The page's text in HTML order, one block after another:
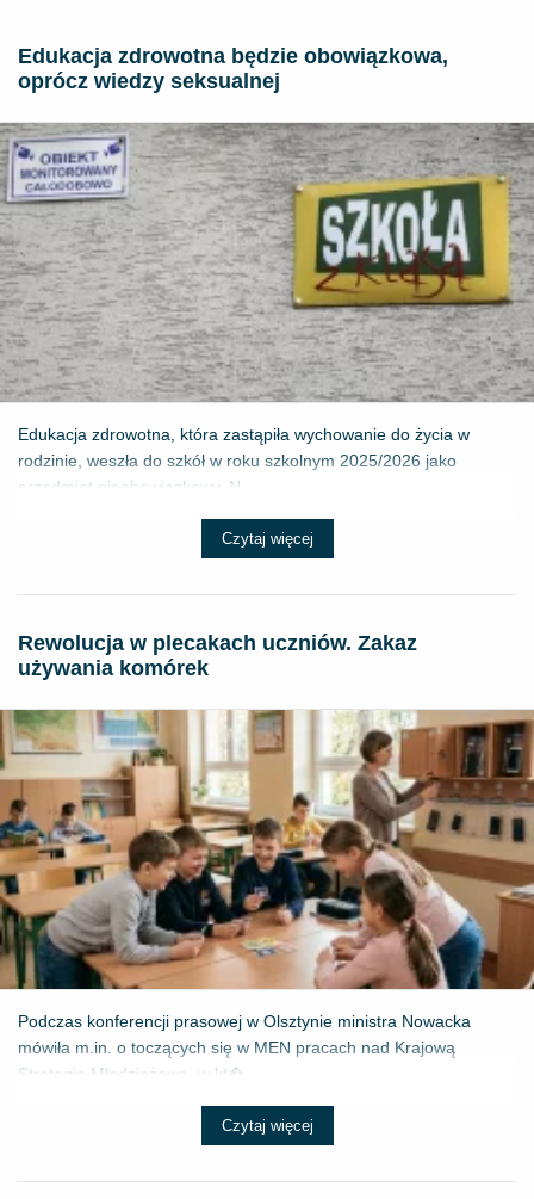
Edukacja zdrowotna będzie obowiązkowa,
oprócz wiedzy seksualnej
Edukacja zdrowotna, która zastąpiła wychowanie do życia w
rodzinie, weszła do szkół w roku szkolnym 2025/2026 jako
przedmiot nieobowiązkowy. N...
Czytaj więcej
Rewolucja w plecakach uczniów. Zakaz
używania komórek
Podczas konferencji prasowej w Olsztynie ministra Nowacka
mówiła m.in. o toczących się w MEN pracach nad Krajową
Strategią Młodzieżową, w kt�...
Czytaj więcej